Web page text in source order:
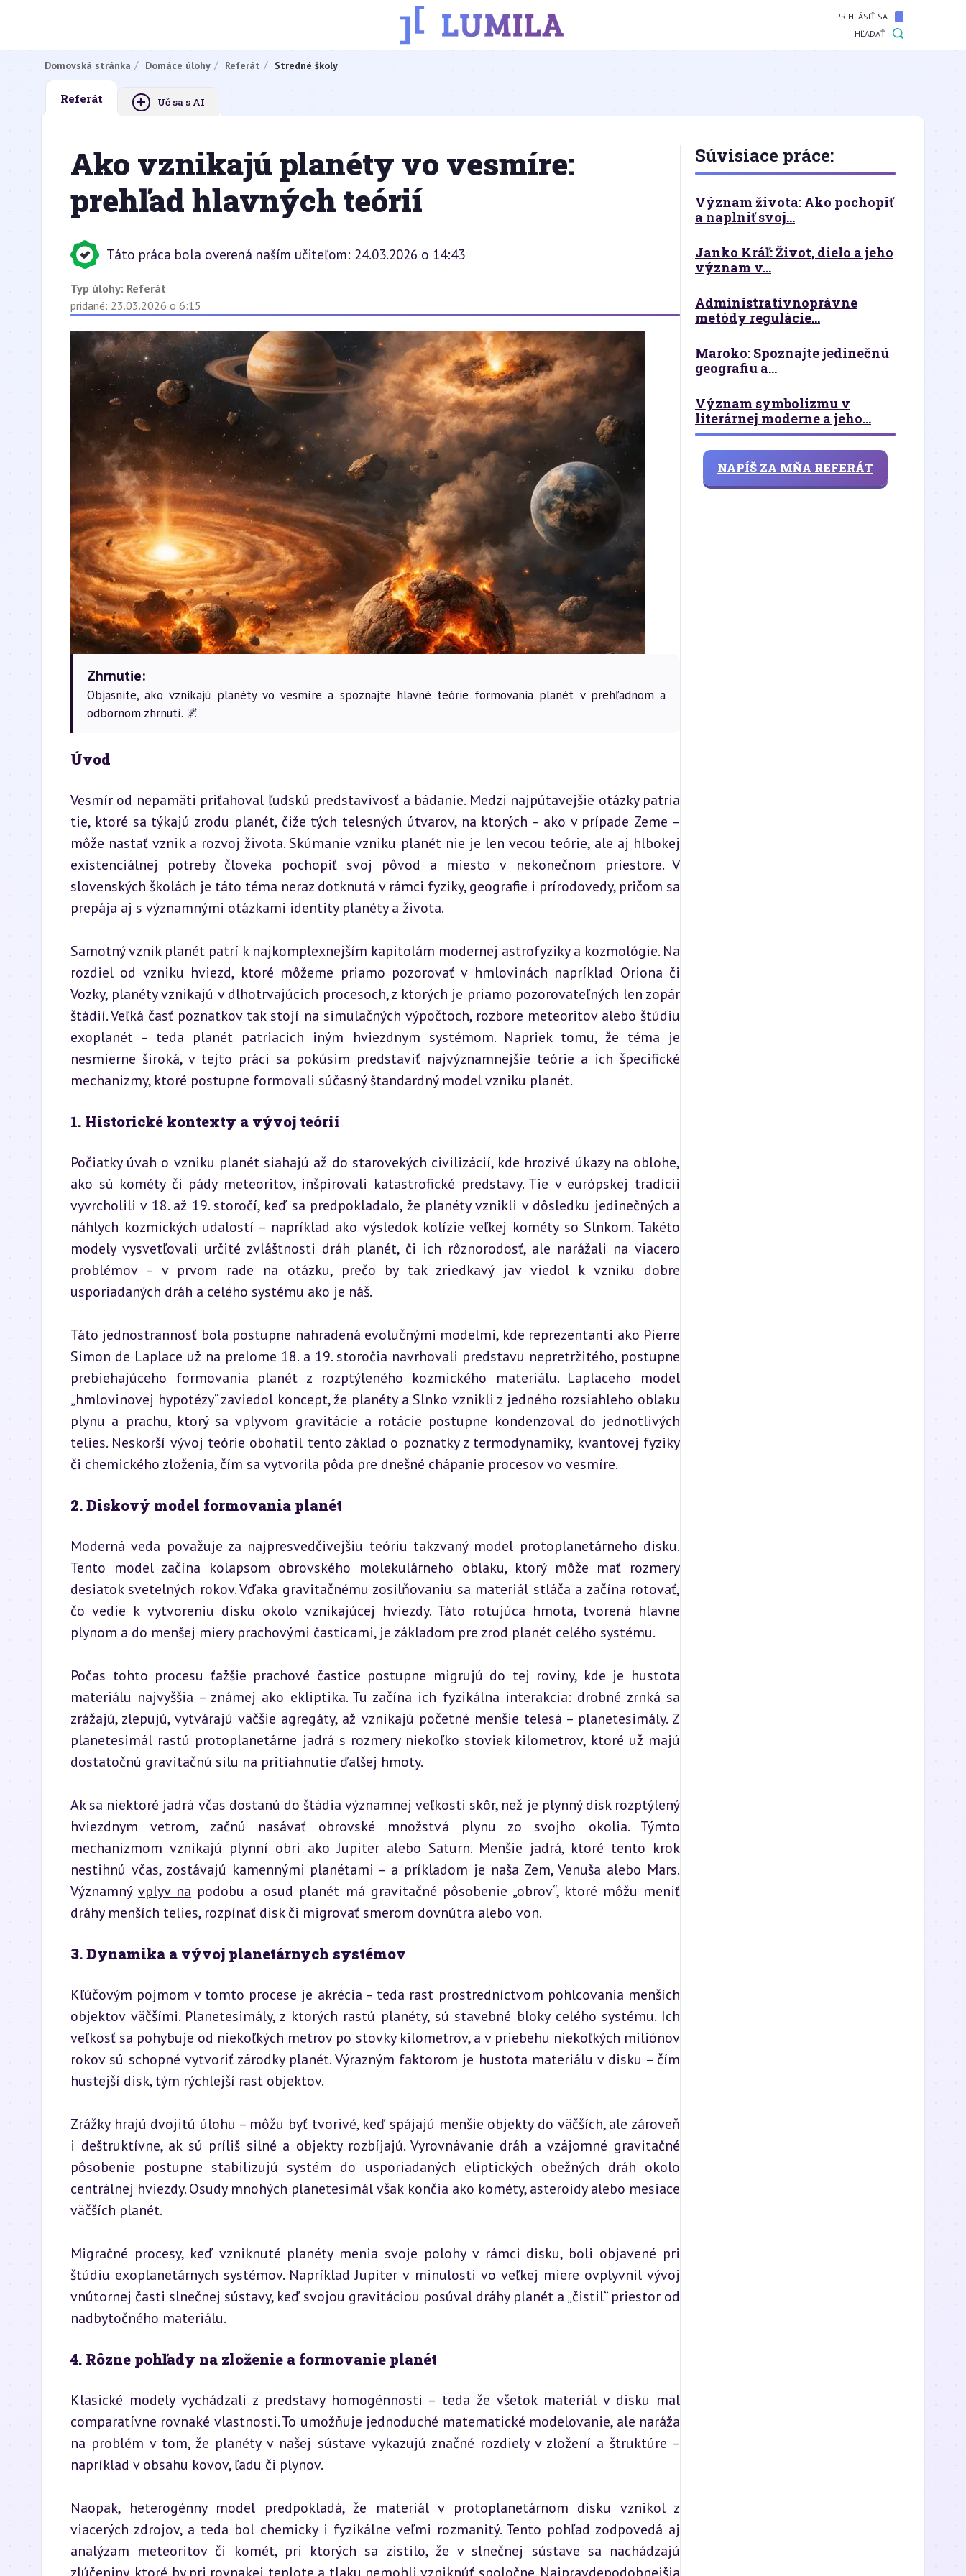
PRIHLÁSIŤ SA
HĽADAŤ
Domovská stránka Domáce úlohy Referát Stredné školy
Referát + Uč sa s AI
Ako vznikajú planéty vo vesmíre:
prehľad hlavných teórií
Táto práca bola overená naším učiteľom: 24.03.2026 o 14:43
Typ úlohy: Referát
pridané: 23.03.2026 o 6:15
Zhrnutie:
Objasnite, ako vznikajú planéty vo vesmíre a spoznajte hlavné teórie formovania planét v prehľadnom a
odbornom zhrnutí. 🌌
Úvod
Vesmír od nepamäti priťahoval ľudskú predstavivosť a bádanie. Medzi najpútavejšie otázky patria
tie, ktoré sa týkajú zrodu planét, čiže tých telesných útvarov, na ktorých – ako v prípade Zeme –
môže nastať vznik a rozvoj života. Skúmanie vzniku planét nie je len vecou teórie, ale aj hlbokej
existenciálnej potreby človeka pochopiť svoj pôvod a miesto v nekonečnom priestore. V
slovenských školách je táto téma neraz dotknutá v rámci fyziky, geografie i prírodovedy, pričom sa
prepája aj s významnými otázkami identity planéty a života.
Samotný vznik planét patrí k najkomplexnejším kapitolám modernej astrofyziky a kozmológie. Na
rozdiel od vzniku hviezd, ktoré môžeme priamo pozorovať v hmlovinách napríklad Oriona či
Vozky, planéty vznikajú v dlhotrvajúcich procesoch, z ktorých je priamo pozorovateľných len zopár
štádií. Veľká časť poznatkov tak stojí na simulačných výpočtoch, rozbore meteoritov alebo štúdiu
exoplanét – teda planét patriacich iným hviezdnym systémom. Napriek tomu, že téma je
nesmierne široká, v tejto práci sa pokúsim predstaviť najvýznamnejšie teórie a ich špecifické
mechanizmy, ktoré postupne formovali súčasný štandardný model vzniku planét.
1. Historické kontexty a vývoj teórií
Počiatky úvah o vzniku planét siahajú až do starovekých civilizácií, kde hrozivé úkazy na oblohe,
ako sú kométy či pády meteoritov, inšpirovali katastrofické predstavy. Tie v európskej tradícii
vyvrcholili v 18. až 19. storočí, keď sa predpokladalo, že planéty vznikli v dôsledku jedinečných a
náhlych kozmických udalostí – napríklad ako výsledok kolízie veľkej kométy so Slnkom. Takéto
modely vysvetľovali určité zvláštnosti dráh planét, či ich rôznorodosť, ale narážali na viacero
problémov – v prvom rade na otázku, prečo by tak zriedkavý jav viedol k vzniku dobre
usporiadaných dráh a celého systému ako je náš.
Táto jednostrannosť bola postupne nahradená evolučnými modelmi, kde reprezentanti ako Pierre
Simon de Laplace už na prelome 18. a 19. storočia navrhovali predstavu nepretržitého, postupne
prebiehajúceho formovania planét z rozptýleného kozmického materiálu. Laplaceho model
„hmlovinovej hypotézy“ zaviedol koncept, že planéty a Slnko vznikli z jedného rozsiahleho oblaku
plynu a prachu, ktorý sa vplyvom gravitácie a rotácie postupne kondenzoval do jednotlivých
telies. Neskorší vývoj teórie obohatil tento základ o poznatky z termodynamiky, kvantovej fyziky
či chemického zloženia, čím sa vytvorila pôda pre dnešné chápanie procesov vo vesmíre.
2. Diskový model formovania planét
Moderná veda považuje za najpresvedčivejšiu teóriu takzvaný model protoplanetárneho disku.
Tento model začína kolapsom obrovského molekulárneho oblaku, ktorý môže mať rozmery
desiatok svetelných rokov. Vďaka gravitačnému zosilňovaniu sa materiál stláča a začína rotovať,
čo vedie k vytvoreniu disku okolo vznikajúcej hviezdy. Táto rotujúca hmota, tvorená hlavne
plynom a do menšej miery prachovými časticami, je základom pre zrod planét celého systému.
Počas tohto procesu ťažšie prachové častice postupne migrujú do tej roviny, kde je hustota
materiálu najvyššia – známej ako ekliptika. Tu začína ich fyzikálna interakcia: drobné zrnká sa
zrážajú, zlepujú, vytvárajú väčšie agregáty, až vznikajú početné menšie telesá – planetesimály. Z
planetesimál rastú protoplanetárne jadrá s rozmery niekoľko stoviek kilometrov, ktoré už majú
dostatočnú gravitačnú silu na pritiahnutie ďalšej hmoty.
Ak sa niektoré jadrá včas dostanú do štádia významnej veľkosti skôr, než je plynný disk rozptýlený
hviezdnym vetrom, začnú nasávať obrovské množstvá plynu zo svojho okolia. Týmto
mechanizmom vznikajú plynní obri ako Jupiter alebo Saturn. Menšie jadrá, ktoré tento krok
nestihnú včas, zostávajú kamennými planétami – a príkladom je naša Zem, Venuša alebo Mars.
Významný vplyv na podobu a osud planét má gravitačné pôsobenie „obrov“, ktoré môžu meniť
dráhy menších telies, rozpínať disk či migrovať smerom dovnútra alebo von.
3. Dynamika a vývoj planetárnych systémov
Kľúčovým pojmom v tomto procese je akrécia – teda rast prostredníctvom pohlcovania menších
objektov väčšími. Planetesimály, z ktorých rastú planéty, sú stavebné bloky celého systému. Ich
veľkosť sa pohybuje od niekoľkých metrov po stovky kilometrov, a v priebehu niekoľkých miliónov
rokov sú schopné vytvoriť zárodky planét. Výrazným faktorom je hustota materiálu v disku – čím
hustejší disk, tým rýchlejší rast objektov.
Zrážky hrajú dvojitú úlohu – môžu byť tvorivé, keď spájajú menšie objekty do väčších, ale zároveň
i deštruktívne, ak sú príliš silné a objekty rozbíjajú. Vyrovnávanie dráh a vzájomné gravitačné
pôsobenie postupne stabilizujú systém do usporiadaných eliptických obežných dráh okolo
centrálnej hviezdy. Osudy mnohých planetesimál však končia ako kométy, asteroidy alebo mesiace
väčších planét.
Migračné procesy, keď vzniknuté planéty menia svoje polohy v rámci disku, boli objavené pri
štúdiu exoplanetárnych systémov. Napríklad Jupiter v minulosti vo veľkej miere ovplyvnil vývoj
vnútornej časti slnečnej sústavy, keď svojou gravitáciou posúval dráhy planét a „čistil“ priestor od
nadbytočného materiálu.
4. Rôzne pohľady na zloženie a formovanie planét
Klasické modely vychádzali z predstavy homogénnosti – teda že všetok materiál v disku mal
comparatívne rovnaké vlastnosti. To umožňuje jednoduché matematické modelovanie, ale naráža
na problém v tom, že planéty v našej sústave vykazujú značné rozdiely v zložení a štruktúre –
napríklad v obsahu kovov, ľadu či plynov.
Naopak, heterogénny model predpokladá, že materiál v protoplanetárnom disku vznikol z
viacerých zdrojov, a teda bol chemicky i fyzikálne veľmi rozmanitý. Tento pohľad zodpovedá aj
analýzam meteoritov či komét, pri ktorých sa zistilo, že v slnečnej sústave sa nachádzajú
Súvisiace práce:
Význam života: Ako pochopiť
a naplniť svoj...
Janko Kráľ: Život, dielo a jeho
význam v...
Administratívnoprávne
metódy regulácie...
Maroko: Spoznajte jedinečnú
geografiu a...
Význam symbolizmu v
literárnej moderne a jeho...
NAPÍŠ ZA MŇA REFERÁT